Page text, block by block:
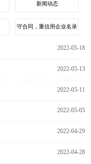
新闻动态
守合同，重信用企业名录
2022-05-18
2022-05-13
2022-05-11
2022-05-05
2022-04-29
2022-04-28